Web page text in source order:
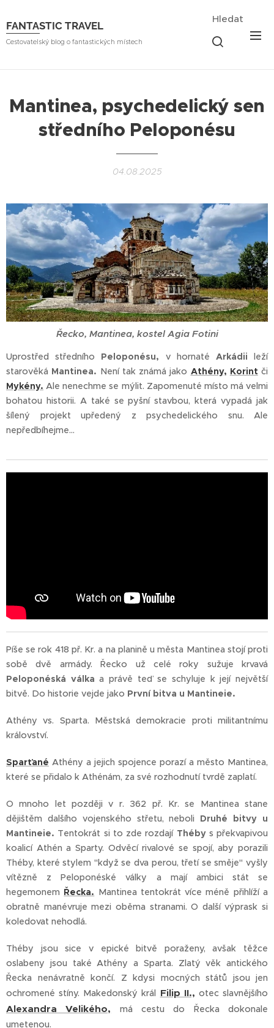
FANTASTIC TRAVEL
Cestovatelský blog o fantastických místech
Hledat
Mantinea, psychedelický sen
středního Peloponésu
04.08.2025
Řecko, Mantinea, kostel Agia Fotini
Uprostřed středního Peloponésu, v hornaté Arkádii leží
starověká Mantinea. Není tak známá jako Athény, Korint či
Mykény. Ale nenechme se mýlit. Zapomenuté místo má velmi
bohatou historii. A také se pyšní stavbou, která vypadá jak
šílený projekt upředený z psychedelického snu. Ale
nepředbíhejme...
Píše se rok 418 př. Kr. a na planině u města Mantinea stojí proti
sobě dvě armády. Řecko už celé roky sužuje krvavá
Peloponéská válka a právě teď se schyluje k její největší
bitvě. Do historie vejde jako První bitva u Mantineie.
Athény vs. Sparta. Městská demokracie proti militantnímu
království.
Sparťané Athény a jejich spojence porazí a město Mantinea,
které se přidalo k Athénám, za své rozhodnutí tvrdě zaplatí.
O mnoho let později v r. 362 př. Kr. se Mantinea stane
dějištěm dalšího vojenského střetu, neboli Druhé bitvy u
Mantineie. Tentokrát si to zde rozdají Thébys překvapivou
koalicí Athén a Sparty. Odvěcí rivalové se spojí, aby porazili
Théby, které stylem "když se dva perou, třetí se směje" vyšly
vítězně z Peloponéské války a mají ambici stát se
hegemonem Řecka. Mantinea tentokrát více méně přihlíží a
obratně manévruje mezi oběma stranami. O další výprask si
koledovat nehodlá.
Théby jsou sice v epické bitvě poraženy, avšak těžce
oslabeny jsou také Athény a Sparta. Zlatý věk antického
Řecka nenávratně končí. Z kdysi mocných států jsou jen
ochromené stíny. Makedonský král Filip II., otec slavnějšího
Alexandra Velikého, má cestu do Řecka dokonale
umetenou.